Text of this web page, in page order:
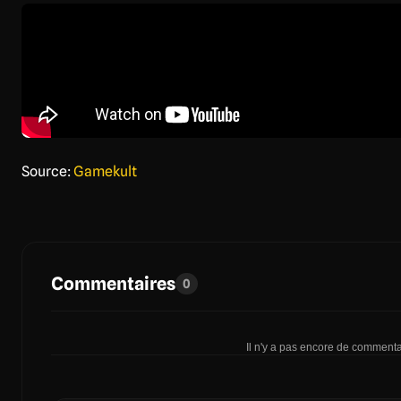
Source:Gamekult
Commentaires 0
Il n'y a pas encore de